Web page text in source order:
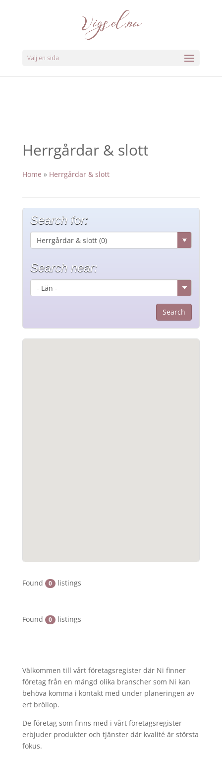
Välj en sida
Herrgårdar & slott
Home » Herrgårdar & slott
Search for:
Search near:
Found 0 listings
Found 0 listings
Välkommen till vårt företagsregister där Ni finner
företag från en mängd olika branscher som Ni kan
behöva komma i kontakt med under planeringen av
ert bröllop.
De företag som finns med i vårt företagsregister
erbjuder produkter och tjänster där kvalité är största
fokus.